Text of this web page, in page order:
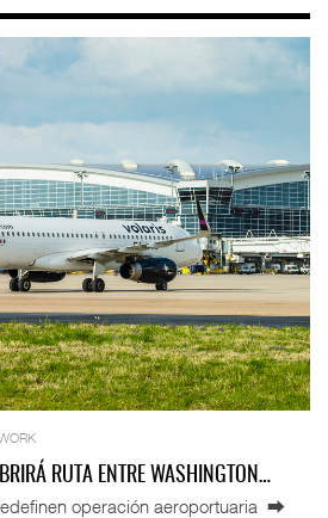
RUTA ENTRE WASHINGTON…
operación aeroportuaria ⮕